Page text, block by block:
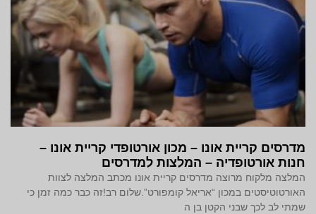
מדרסים קריית אונו – מכון אורטופדי קריית אונו –
חנות אורטופדיה – המלצות למדרסים
המלצה מלקוח מרוצה מדרסים קריית אונו מכתב המלצה לצוות
האורטוטיסטים במכון “אריאל קומפורט”.שלום רב!זה כבר כמה זמן כי
שמתי לב לכך שבני הקטן בן ה